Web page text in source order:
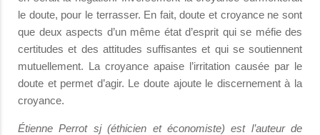
le doute, pour le terrasser. En fait, doute et croyance ne sont
que deux aspects d’un même état d’esprit qui se méfie des
certitudes et des attitudes suffisantes et qui se soutiennent
mutuellement. La croyance apaise l’irritation causée par le
doute et permet d’agir. Le doute ajoute le discernement à la
croyance.
Étienne Perrot sj (éthicien et économiste) est l’auteur de